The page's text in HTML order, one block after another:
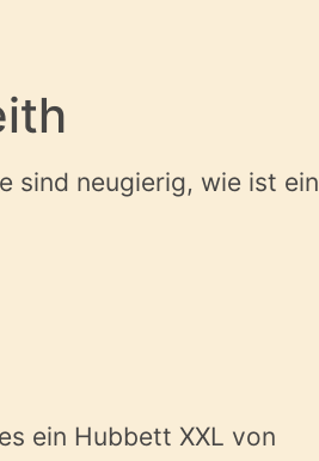
sind neugierig, wie ist ein
ein Hubbett XXL von